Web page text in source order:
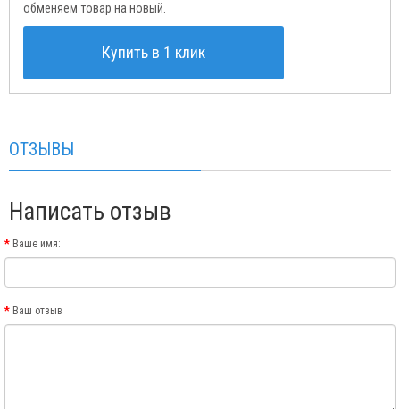
обменяем товар на новый.
Купить в 1 клик
ОТЗЫВЫ
Написать отзыв
Ваше имя:
Ваш отзыв